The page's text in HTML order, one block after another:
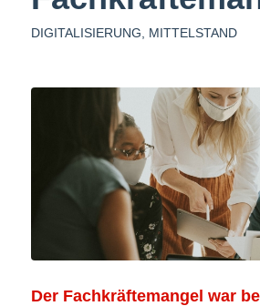
DIGITALISIERUNG MITTELSTAND
Der Fachkräftemangel war